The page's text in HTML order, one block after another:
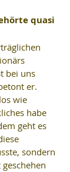
quasi
bei uns
er.
wie
habe
geht es
sondern